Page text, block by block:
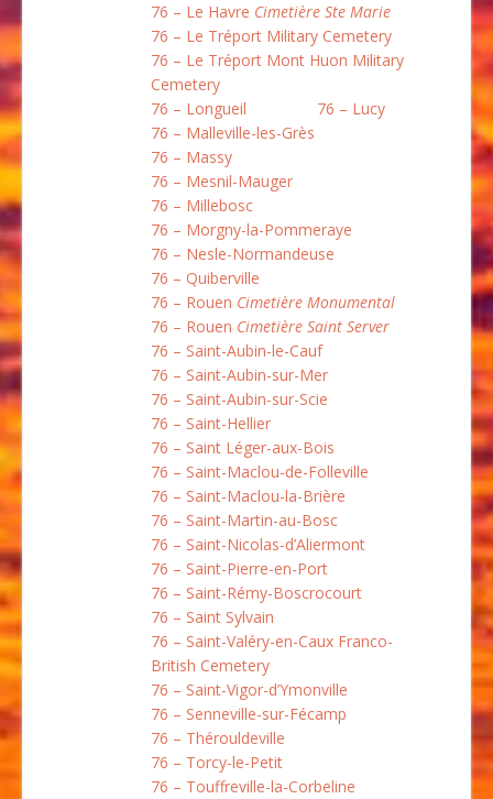
76 – Le Havre Cimetière Ste Marie
76 – Le Tréport Military Cemetery
76 – Le Tréport Mont Huon Military
Cemetery
76 – Longueil
76 – Lucy
76 – Malleville-les-Grès
76 – Massy
76 – Mesnil-Mauger
76 – Millebosc
76 – Morgny-la-Pommeraye
76 – Nesle-Normandeuse
76 – Quiberville
76 – Rouen Cimetière Monumental
76 – Rouen Cimetière Saint Server
76 – Saint-Aubin-le-Cauf
76 – Saint-Aubin-sur-Mer
76 – Saint-Aubin-sur-Scie
76 – Saint-Hellier
76 – Saint Léger-aux-Bois
76 – Saint-Maclou-de-Folleville
76 – Saint-Maclou-la-Brière
76 – Saint-Martin-au-Bosc
76 – Saint-Nicolas-d’Aliermont
76 – Saint-Pierre-en-Port
76 – Saint-Rémy-Boscrocourt
76 – Saint Sylvain
76 – Saint-Valéry-en-Caux Franco-
British Cemetery
76 – Saint-Vigor-d’Ymonville
76 – Senneville-sur-Fécamp
76 – Thérouldeville
76 – Torcy-le-Petit
76 – Touffreville-la-Corbeline